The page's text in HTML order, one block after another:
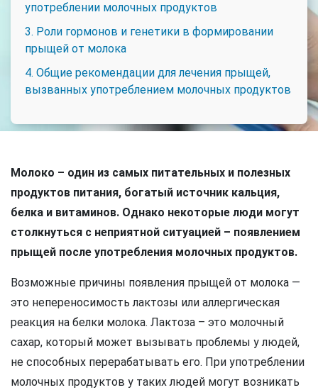
употреблении молочных продуктов
3. Роли гормонов и генетики в формировании
прыщей от молока
4. Общие рекомендации для лечения прыщей,
вызванных употреблением молочных продуктов
Молоко – один из самых питательных и полезных
продуктов питания, богатый источник кальция,
белка и витаминов. Однако некоторые люди могут
столкнуться с неприятной ситуацией – появлением
прыщей после употребления молочных продуктов.
Возможные причины появления прыщей от молока —
это непереносимость лактозы или аллергическая
реакция на белки молока. Лактоза – это молочный
сахар, который может вызывать проблемы у людей,
не способных перерабатывать его. При употреблении
молочных продуктов у таких людей могут возникать